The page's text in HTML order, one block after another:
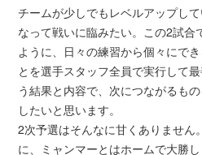
チームが少しでもレベルアップし
なって戦いに臨みたい。この2試合
ように、日々の練習から個々にで
とを選手スタッフ全員で実行して
う結果と内容で、次につながるも
したいと思います。
2次予選はそんなに甘くありません
に、ミャンマーとはホームで大勝